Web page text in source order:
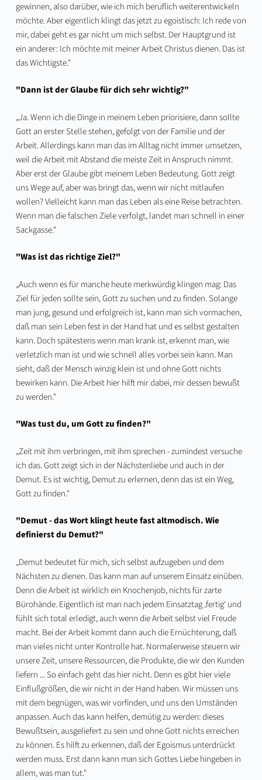
gewinnen, also darüber, wie ich mich beruflich weiterentwickeln
möchte. Aber eigentlich klingt das jetzt zu egoistisch: Ich rede von
mir, dabei geht es gar nicht um mich selbst. Der Hauptgrund ist
ein anderer: Ich möchte mit meiner Arbeit Christus dienen. Das ist
das Wichtigste."
"Dann ist der Glaube für dich sehr wichtig?"
„Ja. Wenn ich die Dinge in meinem Leben priorisiere, dann sollte
Gott an erster Stelle stehen, gefolgt von der Familie und der
Arbeit. Allerdings kann man das im Alltag nicht immer umsetzen,
weil die Arbeit mit Abstand die meiste Zeit in Anspruch nimmt.
Aber erst der Glaube gibt meinem Leben Bedeutung. Gott zeigt
uns Wege auf, aber was bringt das, wenn wir nicht mitlaufen
wollen? Vielleicht kann man das Leben als eine Reise betrachten.
Wenn man die falschen Ziele verfolgt, landet man schnell in einer
Sackgasse."
"Was ist das richtige Ziel?"
„Auch wenn es für manche heute merkwürdig klingen mag: Das
Ziel für jeden sollte sein, Gott zu suchen und zu finden. Solange
man jung, gesund und erfolgreich ist, kann man sich vormachen,
daß man sein Leben fest in der Hand hat und es selbst gestalten
kann. Doch spätestens wenn man krank ist, erkennt man, wie
verletzlich man ist und wie schnell alles vorbei sein kann. Man
sieht, daß der Mensch winzig klein ist und ohne Gott nichts
bewirken kann. Die Arbeit hier hilft mir dabei, mir dessen bewußt
zu werden."
"Was tust du, um Gott zu finden?"
„Zeit mit ihm verbringen, mit ihm sprechen - zumindest versuche
ich das. Gott zeigt sich in der Nächstenliebe und auch in der
Demut. Es ist wichtig, Demut zu erlernen, denn das ist ein Weg,
Gott zu finden."
"Demut - das Wort klingt heute fast altmodisch. Wie
definierst du Demut?"
„Demut bedeutet für mich, sich selbst aufzugeben und dem
Nächsten zu dienen. Das kann man auf unserem Einsatz einüben.
Denn die Arbeit ist wirklich ein Knochenjob, nichts für zarte
Bürohände. Eigentlich ist man nach jedem Einsatztag ‚fertig‘ und
fühlt sich total erledigt, auch wenn die Arbeit selbst viel Freude
macht. Bei der Arbeit kommt dann auch die Ernüchterung, daß
man vieles nicht unter Kontrolle hat. Normalerweise steuern wir
unsere Zeit, unsere Ressourcen, die Produkte, die wir den Kunden
liefern ... So einfach geht das hier nicht. Denn es gibt hier viele
Einflußgrößen, die wir nicht in der Hand haben. Wir müssen uns
mit dem begnügen, was wir vorfinden, und uns den Umständen
anpassen. Auch das kann helfen, demütig zu werden: dieses
Bewußtsein, ausgeliefert zu sein und ohne Gott nichts erreichen
zu können. Es hilft zu erkennen, daß der Egoismus unterdrückt
werden muss. Erst dann kann man sich Gottes Liebe hingeben in
allem, was man tut."